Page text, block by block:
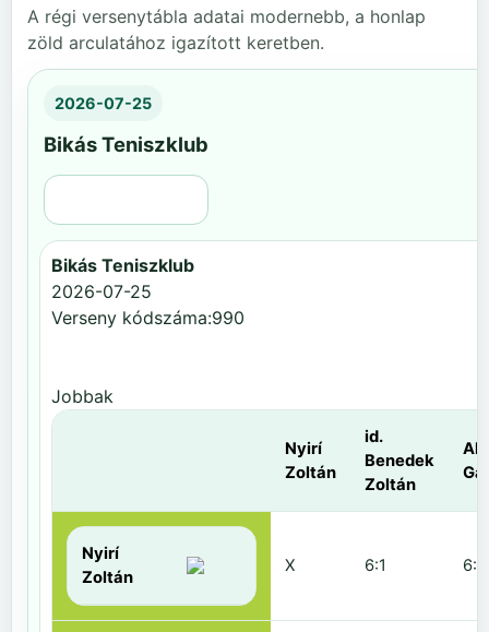
A régi versenytábla adatai modernebb, a honlap
zöld arculatához igazított keretben.
2026-07-25
Bikás Teniszklub
Bikás Teniszklub
2026-07-25
Verseny kódszáma:990
Jobbak
Nyirí
Zoltán
id.
Benedek
Zoltán
Nyirí
Zoltán
X 6:1 6:2